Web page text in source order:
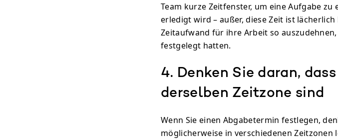
Team kurze Zeitfenster, um eine Aufgabe
erledigt wird – außer, diese Zeit ist
Zeitaufwand für ihre Arbeit so
festgelegt hatten.
4. Denken Sie daran,
derselben Zeitzone sind
Wenn Sie einen Abgabetermin festlegen,
möglicherweise in verschiedenen Zeitzonen